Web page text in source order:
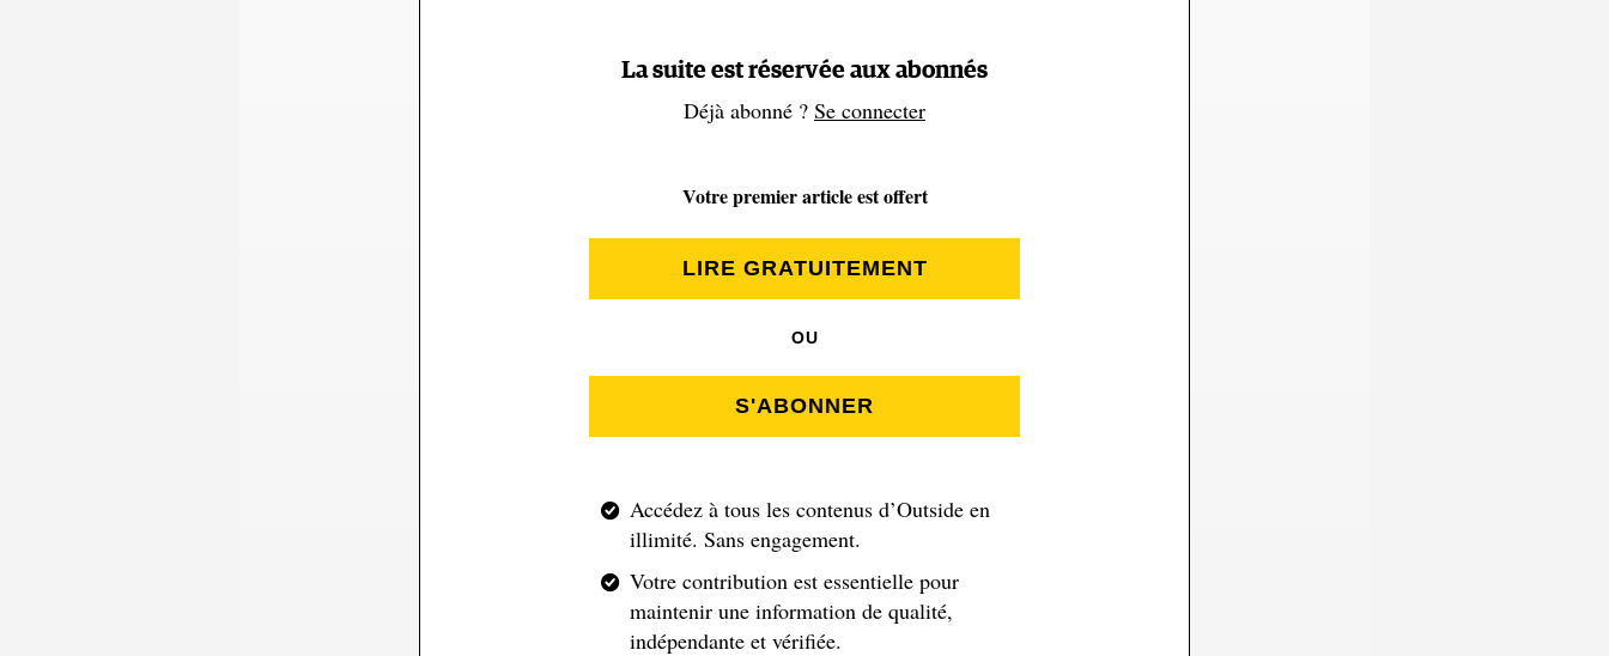
La suite est réservée aux abonnés
Déjà abonné ? Se connecter
Votre premier article est offert
LIRE GRATUITEMENT
OU
S'ABONNER
Accédez à tous les contenus d’Outside en
illimité. Sans engagement.
Votre contribution est essentielle pour
maintenir une information de qualité,
indépendante et vérifiée.